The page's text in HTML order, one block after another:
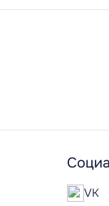
VK